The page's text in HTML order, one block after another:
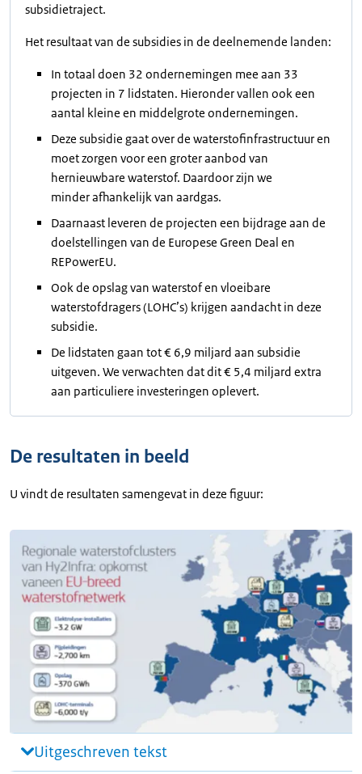
subsidietraject.
Het resultaat van de subsidies in de deelnemende landen:
In totaal doen 32 ondernemingen mee aan 33
projecten in 7 lidstaten. Hieronder vallen ook een
aantal kleine en middelgrote ondernemingen.
Deze subsidie gaat over de waterstofinfrastructuur en
moet zorgen voor een groter aanbod van
hernieuwbare waterstof. Daardoor zijn we
minder afhankelijk van aardgas.
Daarnaast leveren de projecten een bijdrage aan de
doelstellingen van de Europese Green Deal en
REPowerEU.
Ook de opslag van waterstof en vloeibare
waterstofdragers (LOHC’s) krijgen aandacht in deze
subsidie.
De lidstaten gaan tot € 6,9 miljard aan subsidie
uitgeven. We verwachten dat dit € 5,4 miljard extra
aan particuliere investeringen oplevert.
De resultaten in beeld
U vindt de resultaten samengevat in deze figuur:
Uitgeschreven tekst